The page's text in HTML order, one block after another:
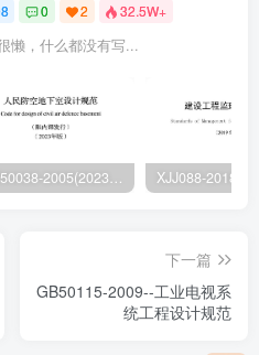
0 2 32.5W+
懒，什么都没有写...
GB50038-2005(2023版)–人民防空地下室设计规范
下一篇
GB50115-2009--工业电视系
统工程设计规范